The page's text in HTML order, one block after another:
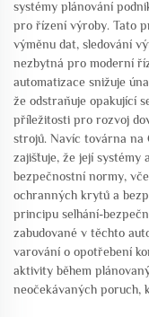
systémy plánování
pro řízení výroby. Tato
výměnu dat, sledování
nezbytná pro moderní
automatizace snižuje
že odstraňuje opakující
příležitosti pro rozvoj
strojů. Navíc továrna na
zajišťuje, že její systémy
bezpečnostní normy,
ochranných krytů a
principu selhání-
zabudované v těchto
varování o opotřebení
aktivity během
neočekávaných poruch,